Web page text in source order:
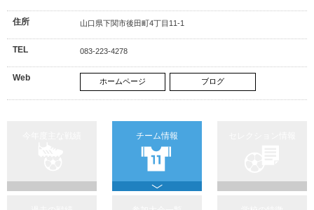
住所 山口県下関市後田町4丁目11-1
TEL 083-223-4278
Web ホームページ ブログ
チーム情報